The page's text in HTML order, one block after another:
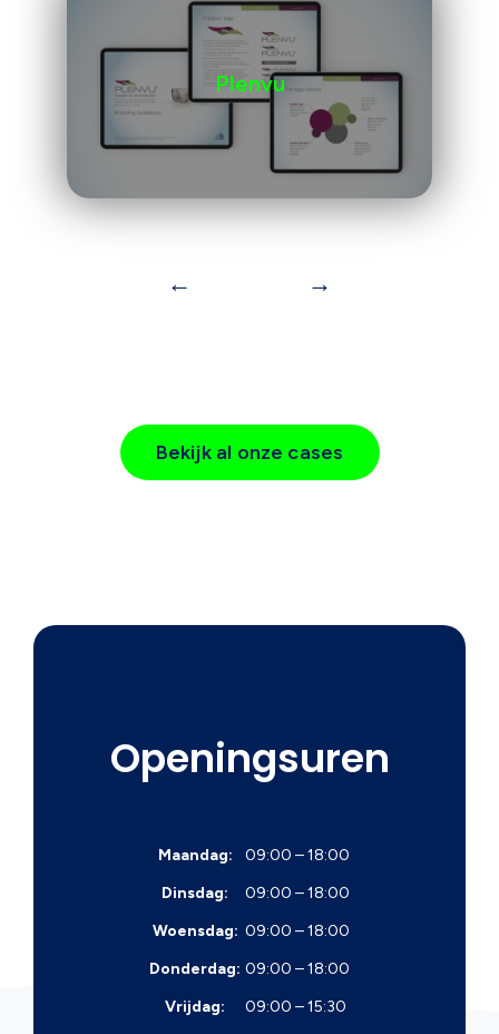
Plenvu
← →
Bekijk al onze cases
Openingsuren
Maandag:
09:00 – 18:00
Dinsdag:
09:00 – 18:00
Woensdag: 09:00 – 18:00
Donderdag: 09:00 – 18:00
Vrijdag:
09:00 – 15:30